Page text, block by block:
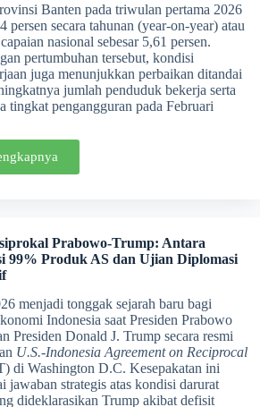
Banten pada triwulan pertama 2026
persen secara tahunan (year-on-year) atau
nasional sebesar 5,61 persen.
pertumbuhan tersebut, kondisi
juga menunjukkan perbaikan ditandai
jumlah penduduk bekerja serta
tingkat pengangguran pada Februari
Prabowo-Trump: Antara
99% Produk AS dan Ujian Diplomasi
menjadi tonggak sejarah baru bagi
Indonesia saat Presiden Prabowo
Presiden Donald J. Trump secara resmi
U.S.-Indonesia Agreement on Reciprocal
di Washington D.C. Kesepakatan ini
jawaban strategis atas kondisi darurat
dideklarasikan Trump akibat defisit